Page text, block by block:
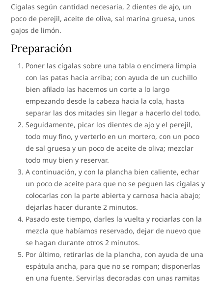
Cigalas según cantidad necesaria, 2 dientes de ajo, un
poco de perejil, aceite de oliva, sal marina gruesa, unos
gajos de limón.
Preparación
Poner las cigalas sobre una tabla o encimera limpia
con las patas hacia arriba; con ayuda de un cuchillo
bien afilado las hacemos un corte a lo largo
empezando desde la cabeza hacia la cola, hasta
separar las dos mitades sin llegar a hacerlo del todo.
Seguidamente, picar los dientes de ajo y el perejil,
todo muy fino, y verterlo en un mortero, con un poco
de sal gruesa y un poco de aceite de oliva; mezclar
todo muy bien y reservar.
A continuación, y con la plancha bien caliente, echar
un poco de aceite para que no se peguen las cigalas y
colocarlas con la parte abierta y carnosa hacia abajo;
dejarlas hacer durante 2 minutos.
Pasado este tiempo, darles la vuelta y rociarlas con la
mezcla que habíamos reservado, dejar de nuevo que
se hagan durante otros 2 minutos.
Por último, retirarlas de la plancha, con ayuda de una
espátula ancha, para que no se rompan; disponerlas
en una fuente. Servirlas decoradas con unas ramitas